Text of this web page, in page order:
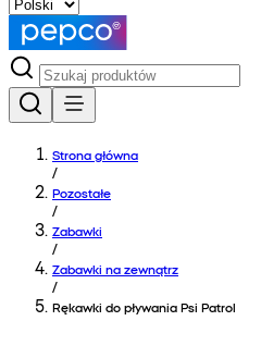
Strona główna
/
Pozostałe
/
Zabawki
/
Zabawki na zewnątrz
/
Rękawki do pływania Psi Patrol